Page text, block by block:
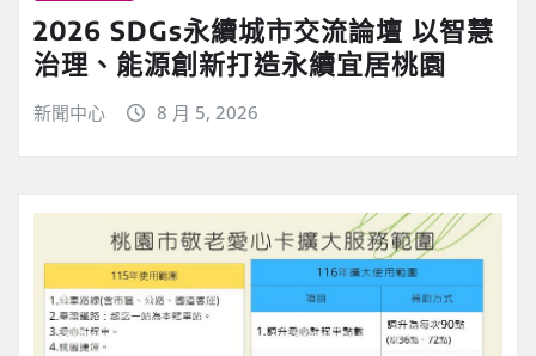
2026 SDGs永續城市交流論壇 以智慧
治理、能源創新打造永續宜居桃園
新聞中心 8 月 5, 2026